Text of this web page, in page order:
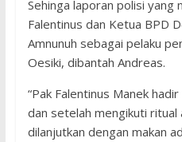
Sehinga laporan polisi yang
Falentinus dan Ketua BPD
Amnunuh sebagai pelaku
Oesiki, dibantah Andreas.
“Pak Falentinus Manek
dan setelah mengikuti ritual
dilanjutkan dengan makan